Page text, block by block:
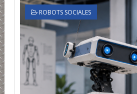
ROBOTS SOCIALES